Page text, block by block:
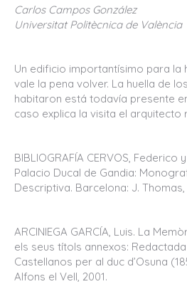
Carlos Campos González
Universitat Politècnica de València
Un edificio importantísimo para la
vale la pena volver. La huella de
habitaron está todavía presente
caso explica la visita el
BIBLIOGRAFÍA CERVOS, Federico
Palacio Ducal de Gandia:
Descriptiva. Barcelona: J. Thomas,
ARCINIEGA GARCÍA, Luis. La
els seus títols annexos:
Castellanos per al duc d’Osuna
Alfons el Vell, 2001.